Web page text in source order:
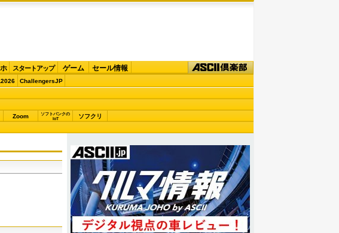
スタートアップ ゲーム セール情報
ChallengersJP
Zoom
ソフトバンクの
IoT
ソフクリ